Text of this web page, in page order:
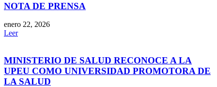
NOTA DE PRENSA
enero 22, 2026
Leer
MINISTERIO DE SALUD RECONOCE A LA
UPEU COMO UNIVERSIDAD PROMOTORA DE
LA SALUD